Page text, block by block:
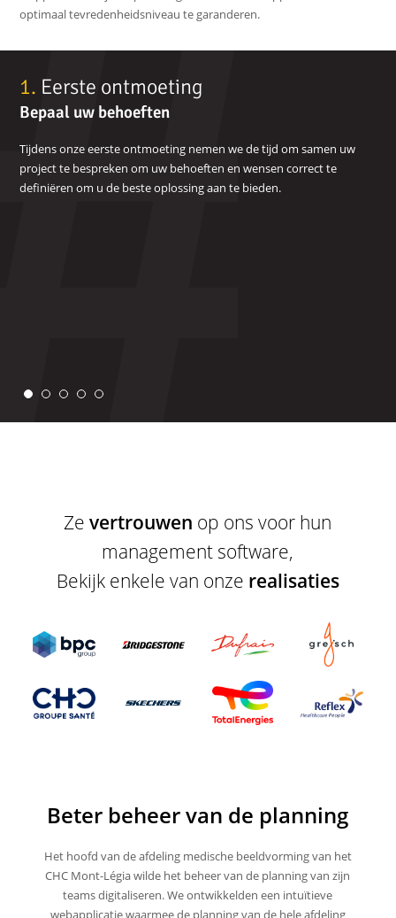
De
stappen
ons
proces
1. Eerste ontmoeting
Bepaal uw behoeften
Tijdens onze eerste ontmoeting nemen we de tijd om samen uw
project te bespreken om uw behoeften en wensen correct te
definiëren om u de beste oplossing aan te bieden.
optimaal tevredenheidsniveau te garanderen.
Zevertrouwen op ons voor hun
management software,
Bekijk enkele van onze realisaties
Beter beheer van de planning
Het hoofd van de afdeling medische beeldvorming van het
CHC Mont-Légia wilde het beheer van de planning van zijn
teams digitaliseren. We ontwikkelden een intuïtieve
webapplicatie waarmee de planning van de hele afdeling